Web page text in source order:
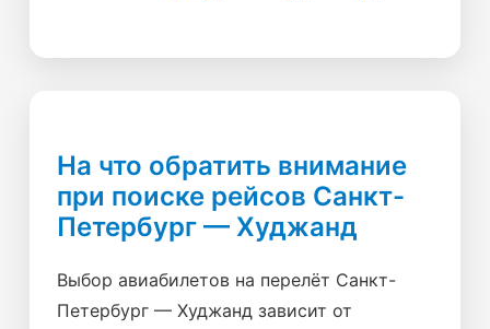
На что обратить внимание
при поиске рейсов Санкт-
Петербург — Худжанд
Выбор авиабилетов на перелёт Санкт-
Петербург — Худжанд зависит от